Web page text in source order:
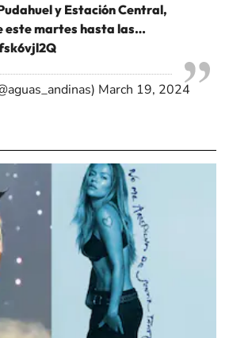
y Estación Central,
este martes hasta las…
March 19, 2024